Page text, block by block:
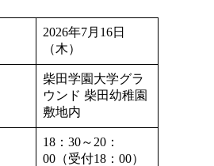
2026年7月16日
（木）
柴田学園大学グラ
ウンド 柴田幼稚園
敷地内
18：30～20：
00（受付18：00）